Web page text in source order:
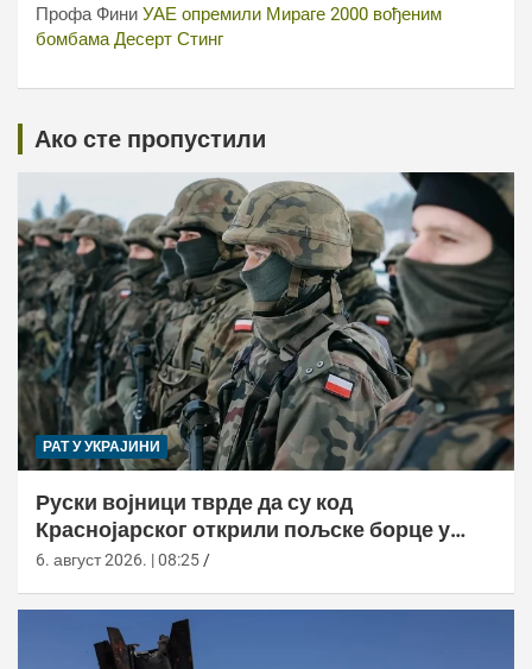
Профа Фини УАЕ опремили Мираге 2000 вођеним
бомбама Десерт Стинг
Ако сте пропустили
РАТ У УКРАЈИНИ
Руски војници тврде да су код
Краснојарског открили пољске борце у
НАТО униформама
6. август 2026. | 08:25